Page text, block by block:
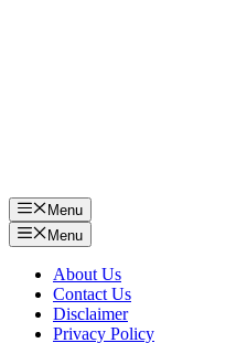
Menu
Menu
About Us
Contact Us
Disclaimer
Privacy Policy